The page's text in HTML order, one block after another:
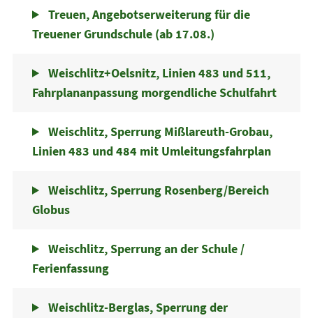
Treuen, Angebotserweiterung für die
Treuener Grundschule (ab 17.08.)
Weischlitz+Oelsnitz, Linien 483 und 511,
Fahrplananpassung morgendliche Schulfahrt
Weischlitz, Sperrung Mißlareuth-Grobau,
Linien 483 und 484 mit Umleitungsfahrplan
Weischlitz, Sperrung Rosenberg/Bereich
Globus
Weischlitz, Sperrung an der Schule /
Ferienfassung
Weischlitz-Berglas, Sperrung der